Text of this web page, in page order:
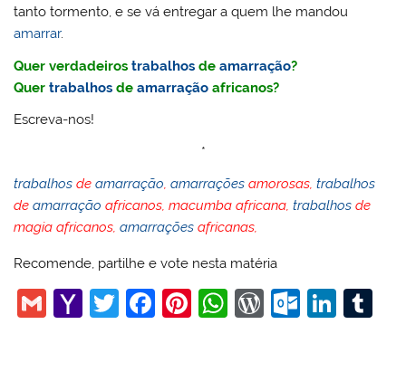
tanto tormento, e se vá entregar a quem lhe mandou
amarrar.
Quer verdadeirostrabalhos deamarração?
Quertrabalhos deamarração africanos?
Escreva-nos!
*
trabalhos deamarração,amarrações amorosas,trabalhos
deamarração africanos, macumba africana,trabalhos de
magia africanos,amarrações africanas,
Recomende, partilhe e vote nesta matéria
G
Y
T
F
Pi W W O
Li